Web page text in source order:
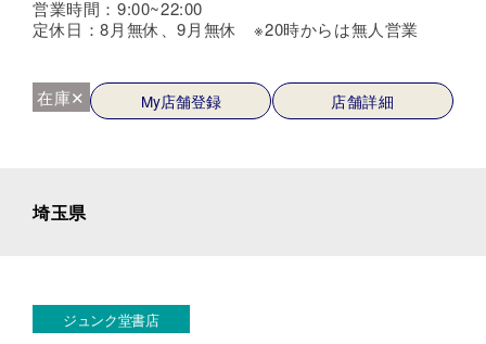
営業時間：9:00~22:00
定休日：8月無休、9月無休 ※20時からは無人営業
在庫✕ My店舗登録 店舗詳細
埼玉県
ジュンク堂書店